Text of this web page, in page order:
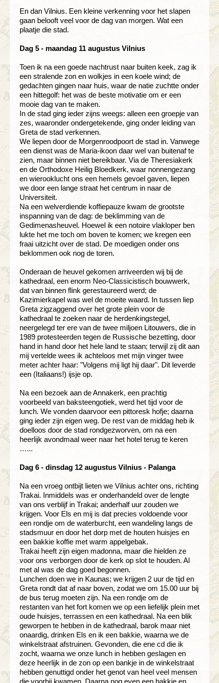
En dan Vilnius. Een kleine verkenning voor het slapen
gaan belooft veel voor de dag van morgen. Wat een
plaatje die stad.
Dag 5 - maandag 11 augustus Vilnius
Toen ik na een goede nachtrust naar buiten keek, zag ik
een stralende zon en wolkjes in een koele wind; de
gedachten gingen naar huis, waar de natie zuchtte onder
een hittegolf: het was de beste motivatie om er een
mooie dag van te maken.
In de stad ging ieder zijns weegs: alleen een groepje van
zes, waaronder ondergetekende, ging onder leiding van
Greta de stad verkennen.
We liepen door de Morgenroodpoort de stad in. Vanwege
een dienst was de Maria-ikoon daar wel van buitenaf te
zien, maar binnen niet bereikbaar. Via de Theresiakerk
en de Orthodoxe Heilig Bloedkerk, waar nonnengezang
en wierooklucht ons een hemels gevoel gaven, liepen
we door een lange straat het centrum in naar de
Universiteit.
Na een welverdiende koffiepauze kwam de grootste
inspanning van de dag: de beklimming van de
Gedimenasheuvel. Hoewel ik een notoire vlakloper ben
lukte het me toch om boven te komen; we kregen een
fraai uitzicht over de stad. De moedigen onder ons
beklommen ook nog de toren.
Onderaan de heuvel gekomen arriveerden wij bij de
kathedraal, een enorm Neo-Classicistisch bouwwerk,
dat van binnen flink gerestaureerd werd; de
Kazimierkapel was wel de moeite waard. In tussen liep
Greta zigzaggend over het grote plein voor de
kathedraal te zoeken naar de herdenkingstegel,
neergelegd ter ere van de twee miljoen Litouwers, die in
1989 protesteerden tegen de Russische bezetting, door
hand in hand door het hele land te staan; terwijl zij dit aan
mij vertelde wees ik achteloos met mijn vinger twee
meter achter haar: "Volgens mij ligt hij daar". Dit leverde
een (Italiaans!) ijsje op.
Na een bezoek aan de Annakerk, een prachtig
voorbeeld van baksteengotiek, werd het tijd voor de
lunch. We vonden daarvoor een pittoresk hofje; daarna
ging ieder zijn eigen weg. De rest van de middag heb ik
doelloos door de stad rondgezworven, om na een
heerlijk avondmaal weer naar het hotel terug te keren
…...
Dag 6 - dinsdag 12 augustus Vilnius - Palanga
Na een vroeg ontbijt lieten we Vilnius achter ons, richting
Trakai. Inmiddels was er onderhandeld over de lengte
van ons verblijf in Trakai; anderhalf uur zouden we
krijgen. Voor Els en mij is dat precies voldoende voor
een rondje om de waterburcht, een wandeling langs de
stadsmuur en door het dorp met de houten huisjes en
een bakkie koffie met warm appelgebak.
Trakai heeft zijn eigen madonna, maar die hielden ze
voor ons verborgen door de kerk op slot te houden. Al
met al was de dag goed begonnen.
Lunchen doen we in Kaunas; we krijgen 2 uur de tijd en
Greta rondt dat af naar boven, zodat we om 15.00 uur bij
de bus terug moeten zijn. Na een rondje om de
restanten van het fort komen we op een liefelijk plein met
oude huisjes, terrassen en een kathedraal. Na een blik
geworpen te hebben in de kathedraal, barok maar niet
onaardig, drinken Els en ik een bakkie, waarna we de
winkelstraat afstruinen. Gevonden, die ene cd die ik
zocht, waarna we onze lunch in hebben geslagen en
deze heerlijk in de zon op een bankje in de winkelstraat
hebben genuttigd onder het genot van heel veel mensen
die voorbij kwamen. Daarna nog even een bakkie en